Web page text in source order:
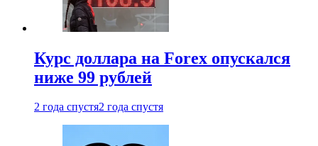
Курс доллара на Forex опускался
ниже 99 рублей
2 года спустя2 года спустя